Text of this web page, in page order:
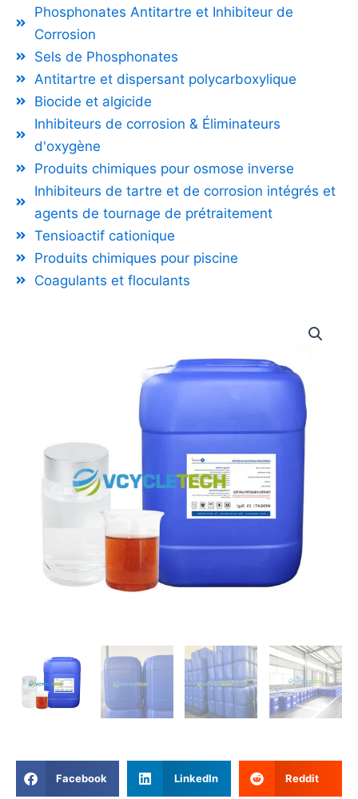
Phosphonates Antitartre et Inhibiteur de
Corrosion
Sels de Phosphonates
Antitartre et dispersant polycarboxylique
Biocide et algicide
Inhibiteurs de corrosion & Éliminateurs
d'oxygène
Produits chimiques pour osmose inverse
Inhibiteurs de tartre et de corrosion intégrés et
agents de tournage de prétraitement
Tensioactif cationique
Produits chimiques pour piscine
Coagulants et floculants
Facebook LinkedIn Reddit